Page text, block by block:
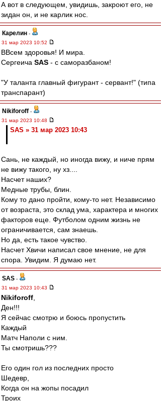
А вот в следующем, увидишь, закроют его, не
зидан он, и не карлик нос.
Карелин -
31 мар 2023 10:52
ВВсем здоровья! И мира.
Сергеича SAS - с саморазбаном!
"У таланта главный фигурант - сервант!" (типа
транспарант)
Nikiforoff -
31 мар 2023 10:48
SAS » 31 мар 2023 10:43
Сань, не каждый, но иногда вижу, и ниче прям
не вижу такого, ну хз....
Насчет наших?
Медные трубы, блин.
Кому то дано пройти, кому-то нет. Независимо
от возраста, это склад ума, характера и многих
факторов еще. Футболом одним жизнь не
ограничивается, сам знаешь.
Но да, есть такое чувство.
Насчет Хвичи написал свое мнение, не для
спора. Увидим. Я думаю нет.
SAS -
31 мар 2023 10:43
Nikiforoff
Ден!!!
Я сейчас смотрю и боюсь пропустить
Каждый
Матч Наполи с ним.
Ты смотришь???
Его один гол из последних просто
Шедевр,
Когда он на жопы посадил
Троих